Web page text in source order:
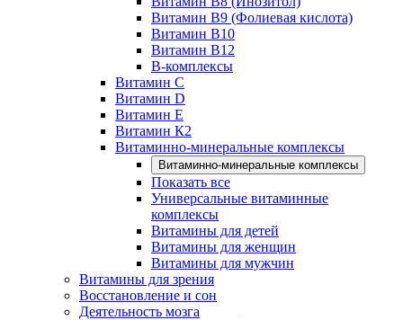
Витамин B9 (Фолиевая кислота)
Витамин B10
Витамин B12
B-комплексы
Витамин C
Витамин D
Витамин E
Витамин К2
Витаминно-минеральные комплексы
Витаминно-минеральные комплексы
Показать все
Универсальные витаминные
комплексы
Витамины для детей
Витамины для женщин
Витамины для мужчин
Витамины для зрения
Восстановление и сон
Деятельность мозга